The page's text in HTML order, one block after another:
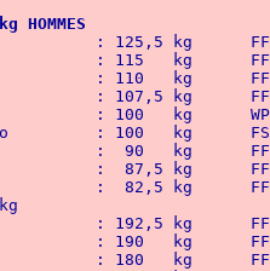
kg HOMMES
1°
2°
3°
4°
5° Richard Davalle		:
6° Jean-Michel
7° Ali
8°
9°
1°
2°
3° Cyril